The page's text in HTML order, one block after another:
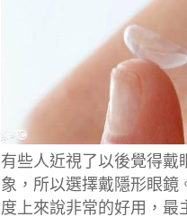
有些人近視了以後覺得戴
象，所以選擇戴隱形眼鏡
度上來說非常的好用，最